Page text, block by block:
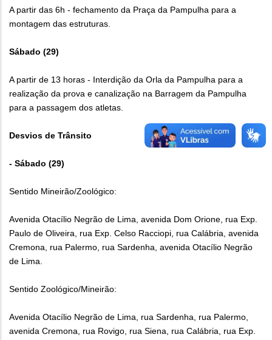
A partir das 6h - fechamento da Praça da Pampulha para a
montagem das estruturas.
Sábado (29)
A partir de 13 horas - Interdição da Orla da Pampulha para a
realização da prova e canalização na Barragem da Pampulha
para a passagem dos atletas.
Desvios de Trânsito
- Sábado (29)
Sentido Mineirão/Zoológico:
Avenida Otacílio Negrão de Lima, avenida Dom Orione, rua Exp.
Paulo de Oliveira, rua Exp. Celso Racciopi, rua Calábria, avenida
Cremona, rua Palermo, rua Sardenha, avenida Otacílio Negrão
de Lima.
Sentido Zoológico/Mineirão:
Avenida Otacílio Negrão de Lima, rua Sardenha, rua Palermo,
avenida Cremona, rua Rovigo, rua Siena, rua Calábria, rua Exp.